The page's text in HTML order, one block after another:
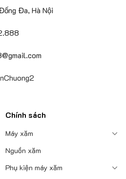
Đa, Hà Nội
Chính sách
Máy xăm
Nguồn xăm
Phụ kiện máy xăm